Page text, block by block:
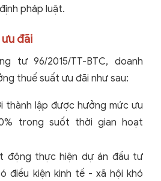
pháp luật.
đãi
tư 96/2015/TT-BTC, doanh
thuế suất ưu đãi như sau:
thành lập được hưởng mức ưu
trong suốt thời gian hoạt
động thực hiện dự án đầu tư
điều kiện kinh tế - xã hội khó